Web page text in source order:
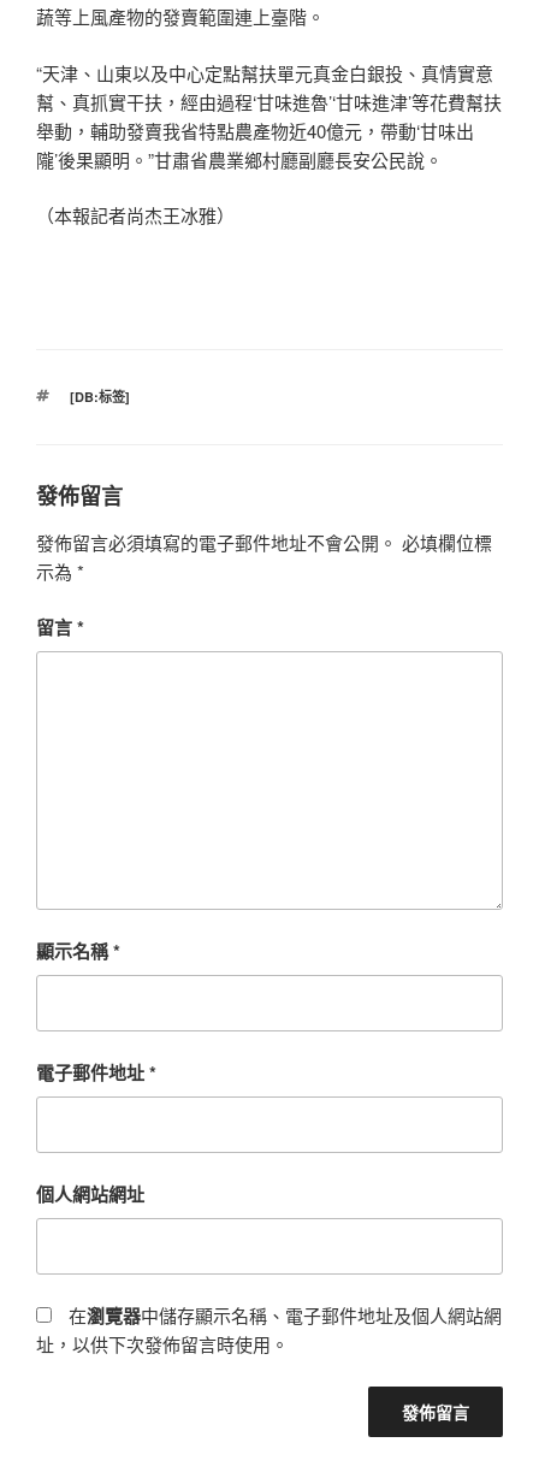
蔬等上風產物的發賣範圍連上臺階。
“天津、山東以及中心定點幫扶單元真金白銀投、真情實意
幫、真抓實干扶，經由過程‘甘味進魯’‘甘味進津’等花費幫扶
舉動，輔助發賣我省特點農產物近40億元，帶動‘甘味出
隴’後果顯明。”甘肅省農業鄉村廳副廳長安公民說。
（本報記者尚杰王冰雅）
標
[DB:标签]
發佈留言
發佈留言必須填寫的電子郵件地址不會公開。 必填欄位標
示為 *
留言*
顯示名稱*
電子郵件地址*
個人網站網址
在瀏覽器中儲存顯示名稱、電子郵件地址及個人網站網
址，以供下次發佈留言時使用。